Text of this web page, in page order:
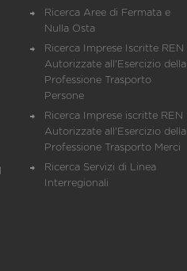
Ricerca Aree di Fermata e
Nulla Osta
Ricerca Imprese Iscritte REN
Autorizzate all'Esercizio della
Professione Trasporto
Persone
Ricerca Imprese iscritte REN
Autorizzate all'Esercizio della
Professione Trasporto Merci
Ricerca Servizi di Linea
Interregionali